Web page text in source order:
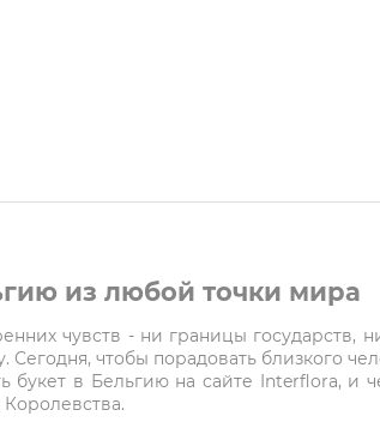
из любой точки мира
чувств - ни границы государств,
Сегодня, чтобы порадовать близкого
букет в Бельгию на сайте Interflora,